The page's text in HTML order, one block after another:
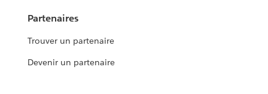
Partenaires
Trouver un partenaire
Devenir un partenaire